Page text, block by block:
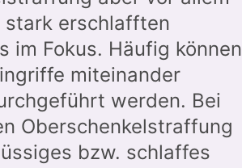
stark erschlafften
im Fokus. Häufig können
miteinander
werden. Bei
Oberschenkelstraffung
bzw. schlaffes